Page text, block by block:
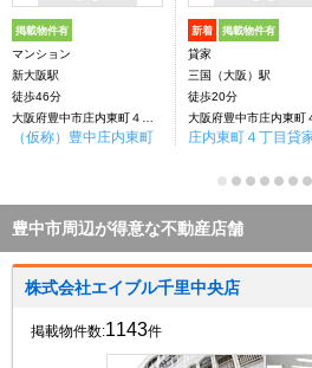
掲載物件有
マンション
新大阪駅
徒歩46分
（仮称）豊中庄内東町
新着 掲載物件有
貸家
三国（大阪）駅
徒歩20分
庄内東町４丁目貸
豊中市周辺が得意な不動産店舗
株式会社エイブル千里中央店
掲載物件数:1143件